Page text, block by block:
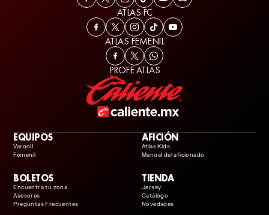
ATLAS FC
ATLAS FEMENIL
PROFE ATLAS
EQUIPOS
Varonil
Femenil
AFICIÓN
Atlas Kids
Manual del aficionado
BOLETOS
Encuentra tu zona
Asesores
Preguntas Frecuentes
TIENDA
Jersey
Catálogo
Novedades